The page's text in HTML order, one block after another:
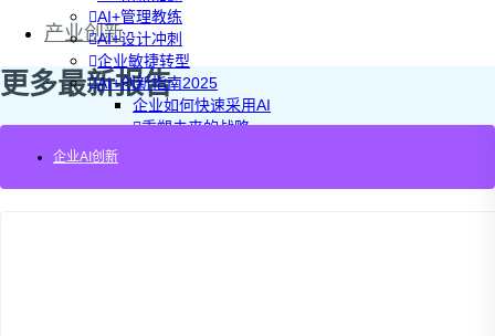
AI+管理教练
AI+设计冲刺
企业敏捷转型
AI+创新指南2025
企业如何快速采用AI
重塑未来的战略
上马GenAI创新
产业创新
更多最新报告
企业AI创新